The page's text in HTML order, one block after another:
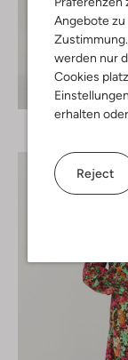
Angebote
werden nur
Cookies
erhalten
Reject